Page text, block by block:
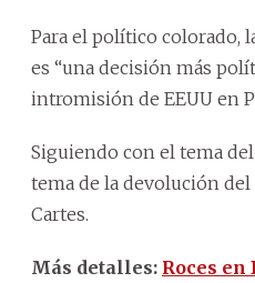
Para el político colorado,
es “una decisión más
intromisión de EEUU en
Siguiendo con el tema
tema de la devolución
Cartes.
Más detalles: Roces en